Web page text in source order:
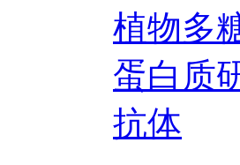
植物多
蛋白质
抗体